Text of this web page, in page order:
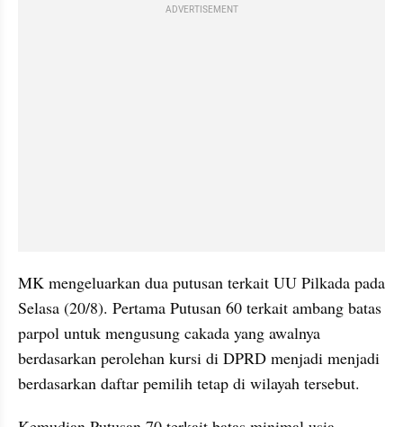
ADVERTISEMENT
MK mengeluarkan dua putusan terkait UU Pilkada pada
Selasa (20/8). Pertama Putusan 60 terkait ambang batas
parpol untuk mengusung cakada yang awalnya
berdasarkan perolehan kursi di DPRD menjadi menjadi
berdasarkan daftar pemilih tetap di wilayah tersebut.